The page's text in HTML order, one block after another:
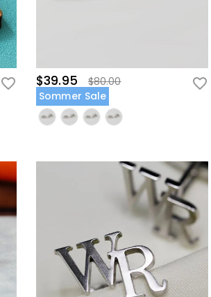
$39.95
$80.00
Sommer Sale